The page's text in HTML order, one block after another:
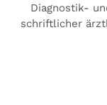
Diagnostik-
schriftlicher